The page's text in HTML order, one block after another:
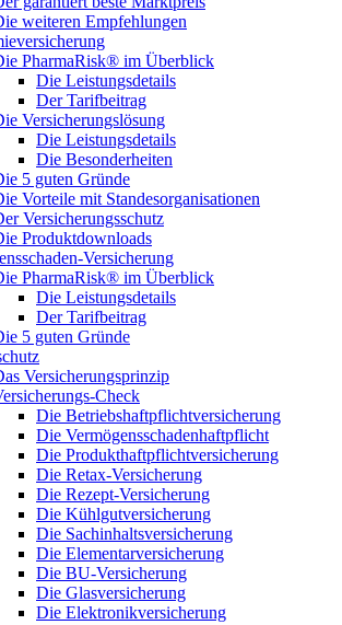
weiteren Empfehlungen
PharmaRisk® im Überblick
Die Leistungsdetails
Der Tarifbeitrag
Versicherungslösung
Die Leistungsdetails
Die Besonderheiten
5 guten Gründe
Vorteile mit Standesorganisationen
Versicherungsschutz
Produktdownloads
Versicherung
PharmaRisk® im Überblick
Die Leistungsdetails
Der Tarifbeitrag
5 guten Gründe
Versicherungsprinzip
Check
Die Betriebshaftpflichtversicherung
Die Vermögensschadenhaftpflicht
Die Produkthaftpflichtversicherung
Die Retax-Versicherung
Die Rezept-Versicherung
Die Kühlgutversicherung
Die Sachinhaltsversicherung
Die Elementarversicherung
Die BU-Versicherung
Die Glasversicherung
Die Elektronikversicherung